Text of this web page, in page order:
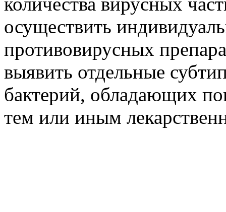
осуществить
противовирусных
выявить отдельные
бактерий, обладающих
тем или иным